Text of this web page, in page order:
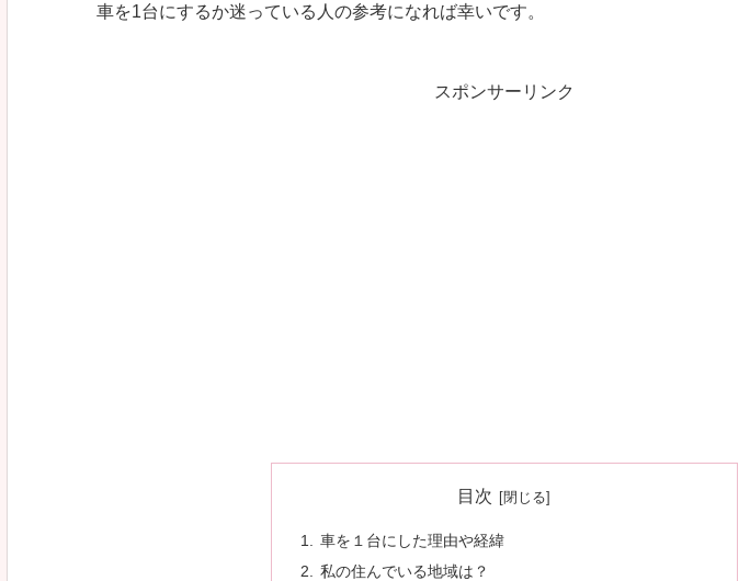
車を1台にするか迷っている人の参考になれば幸いです。
スポンサーリンク
目次
車を１台にした理由や経緯
私の住んでいる地域は？